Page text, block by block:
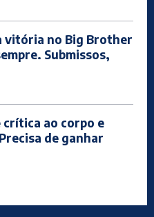
vitória no Big Brother
Submissos,
crítica ao corpo e
de ganhar